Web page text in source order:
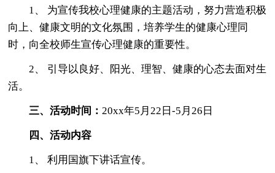
1、 为宣传我校心理健康的主题活动，努力营造积极
向上、健康文明的文化氛围，培养学生的健康心理同
时，向全校师生宣传心理健康的重要性。
2、 引导以良好、阳光、理智、健康的心态去面对生
活。
三、活动时间：20xx年5月22日-5月26日
四、活动内容
1、 利用国旗下讲话宣传。